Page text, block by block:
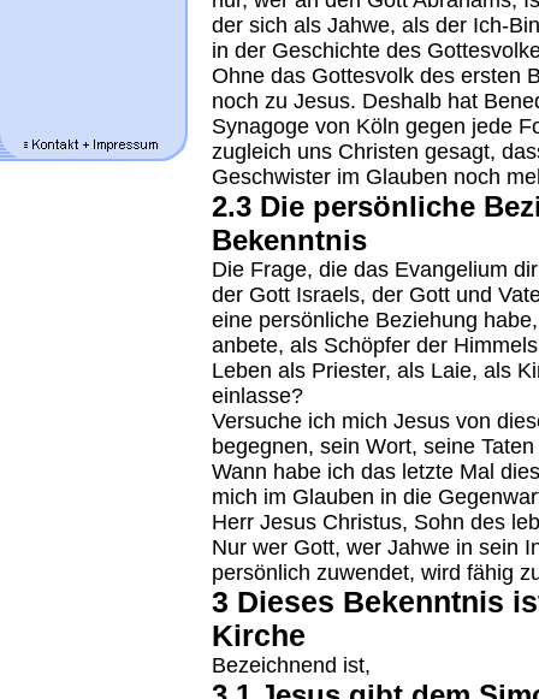
der sich als Jahwe, als der Ich-
in der Geschichte des
Ohne das Gottesvolk des ersten
noch zu Jesus. Deshalb hat
Synagoge von Köln gegen jede
zugleich uns Christen gesagt,
Geschwister im Glauben noch
2.3 Die persönliche
Bekenntnis
Die Frage, die das Evangelium
der Gott Israels, der Gott und
eine persönliche Beziehung
anbete, als Schöpfer der
Leben als Priester, als Laie, als
einlasse?
Versuche ich mich Jesus von
begegnen, sein Wort, seine
Wann habe ich das letzte Mal
mich im Glauben in die
Herr Jesus Christus, Sohn des
Nur wer Gott, wer Jahwe in sein
persönlich zuwendet, wird fähig
3 Dieses Bekenntnis
Kirche
Bezeichnend ist,